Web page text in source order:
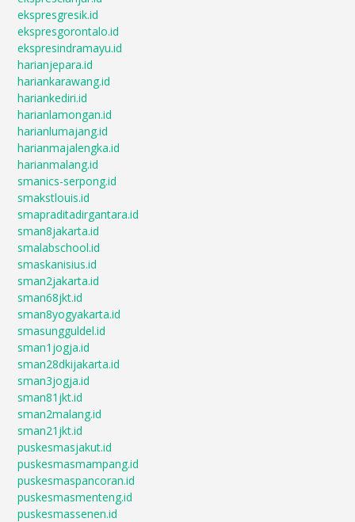
ekspresgresik.id
ekspresgorontalo.id
ekspresindramayu.id
harianjepara.id
hariankarawang.id
hariankediri.id
harianlamongan.id
harianlumajang.id
harianmajalengka.id
harianmalang.id
smanics-serpong.id
smakstlouis.id
smapraditadirgantara.id
sman8jakarta.id
smalabschool.id
smaskanisius.id
sman2jakarta.id
sman68jkt.id
sman8yogyakarta.id
smasungguldel.id
sman1jogja.id
sman28dkijakarta.id
sman3jogja.id
sman81jkt.id
sman2malang.id
sman21jkt.id
puskesmasjakut.id
puskesmasmampang.id
puskesmaspancoran.id
puskesmasmenteng.id
puskesmassenen.id